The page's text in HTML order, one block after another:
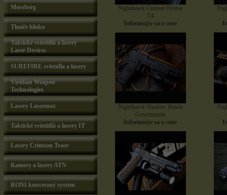
Mossberg
Tlmiče hluku
Taktické svietidlá a lasery
Laser Devices
SUREFIRE svietidla a lasery
Viridian Weapon
Technologies
Lasery Lasermax
Taktické svietidlá a lasery IT
Lasery Crimson Trace
Kamery a lasery ATN
RONI konverzný systém
Nighthawk Custom Heinie
T4
Informujte sa o cene
Nighthawk Shadow Hawk
Government
Informujte sa o cene